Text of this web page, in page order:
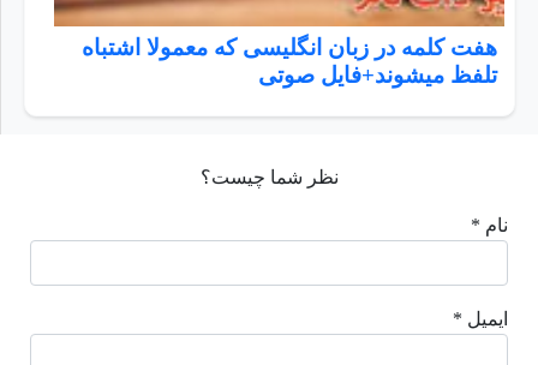
هفت کلمه در زبان انگلیسی که معمولا اشتباه
تلفظ میشوند+فایل صوتی
نظر شما چیست؟
نام *
ایمیل *